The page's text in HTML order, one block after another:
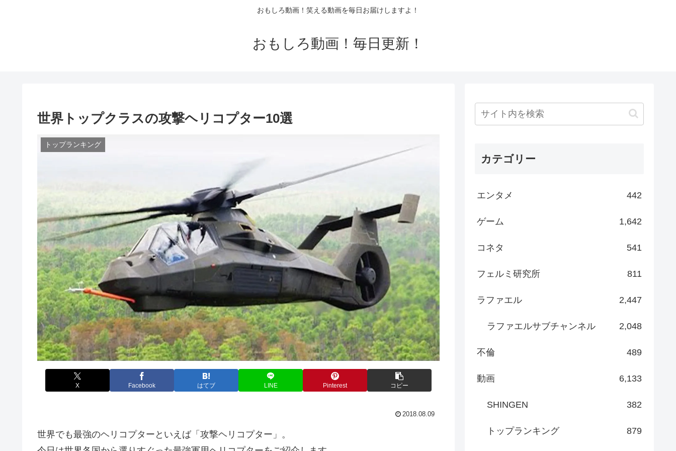
おもしろ動画！笑える動画を毎日お届けしますよ！
おもしろ動画！毎日更新！
世界トップクラスの攻撃ヘリコプター10選
トップランキング
X Facebook はてブ LINE Pinterest コピー
2018.08.09
世界でも最強のヘリコプターといえば「攻撃ヘリコプター」。
カテゴリー
エンタメ 442
ゲーム 1,642
コネタ 541
フェルミ研究所 811
ラファエル 2,447
ラファエルサブチャンネル 2,048
不倫 489
動画 6,133
SHINGEN 382
トップランキング 879